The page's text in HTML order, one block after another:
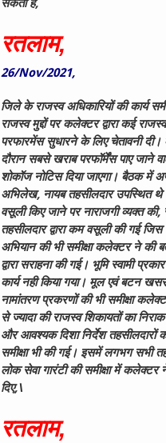
सकता है,
रतलाम,
26/Nov/2021,
जिले के राजस्व अधिकारियों की कार्य
राजस्व मुद्दों पर कलेक्टर द्वारा कई
परफारमेंस सुधारने के लिए चेतावनी
दौरान सबसे खराब परफॉर्मेंस पाए जाने
शोकॉज नोटिस दिया जाएगा। बैठक में
अभिलेख, नायब तहसीलदार उपस्थित थे
वसूली किए जाने पर नाराजगी व्यक्त
तहसीलदार द्वारा कम वसूली की गई
अभियान की भी समीक्षा कलेक्टर ने की
द्वारा सराहना की गई। भूमि स्वामी
कार्य नही किया गया। मूल एवं बटन
नामांतरण प्रकरणों की भी समीक्षा
से ज्यादा की राजस्व शिकायतों का
और आवश्यक दिशा निर्देश तहसीलदारों
समीक्षा भी की गई। इसमें लगभग सभी
लोक सेवा गारंटी की समीक्षा में
दिए,\
रतलाम,